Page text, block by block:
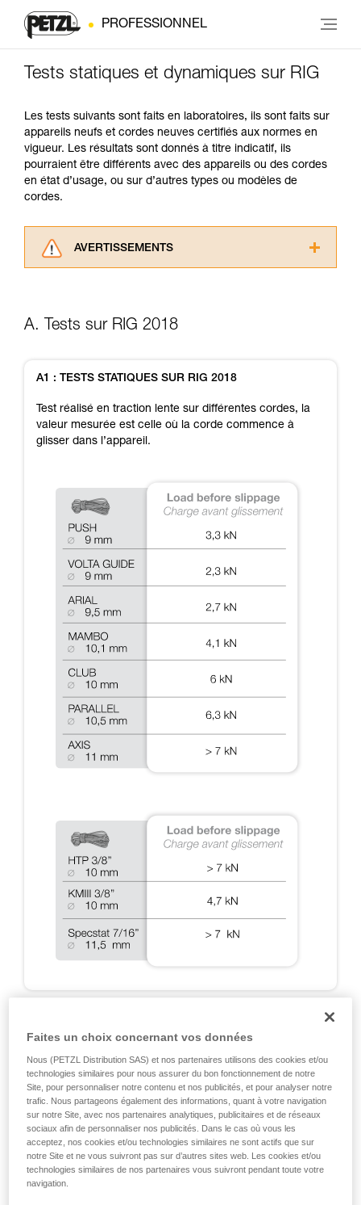
PROFESSIONNEL
Tests statiques et dynamiques sur RIG
Les tests suivants sont faits en laboratoires, ils sont faits sur
appareils neufs et cordes neuves certifiés aux normes en
vigueur. Les résultats sont donnés à titre indicatif, ils
pourraient être différents avec des appareils ou des cordes
en état d’usage, ou sur d’autres types ou modèles de
cordes.
AVERTISSEMENTS
informations de la notice technique pour
Maîtriser ces techniques nécessite une
avec un professionnel votre capacité à refaire
la manipulation, seul, en toute sécurité, avant
de la reproduire en autonomie.
que nous ne décrivons pas ici.
A. Tests sur RIG 2018
A1 : TESTS STATIQUES SUR RIG 2018
Test réalisé en traction lente sur différentes cordes, la
valeur mesurée est celle où la corde commence à
glisser dans l’appareil.
A2 : TESTS DYNAMIQUES SUR RIG 2018
Tests d’arrêt de chutes réalisés lors des certifications
EN 12841, EN 341, EN 15151 et NFPA, et tests
complémentaires Petzl destinés à couvrir les situations
exceptionnelles. Remarque : tous les tests réalisés ne
sont pas mentionnés ici, seuls ceux apportant une
information pertinente pour l’utilisation du RIG sont
cités.
Test de certification EN 12841 - Appareil sur 1 m de
Faites un choix concernant vos données
Nous (PETZL Distribution SAS) et nos partenaires utilisons des cookies et/ou
technologies similaires pour nous assurer du bon fonctionnement de notre
Site, pour personnaliser notre contenu et nos publicités, et pour analyser notre
trafic. Nous partageons également des informations, quant à votre navigation
sur notre Site, avec nos partenaires analytiques, publicitaires et de réseaux
sociaux afin de personnaliser nos publicités. Dans le cas où vous les
acceptez, nos cookies et/ou technologies similaires ne sont actifs que sur
notre Site et ne vous suivront pas sur d’autres sites web. Les cookies et/ou
technologies similaires de nos partenaires vous suivront pendant toute votre
navigation.